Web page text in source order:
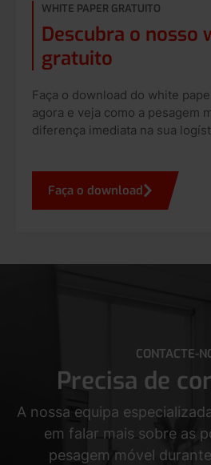
WHITE PAPER GRATUITO
Descubra o nosso
gratuito
Faça o download do white
agora e veja como a pesagem
diferença imediata na sua
Faça o download
CONTACTE-
Precisa de
A nossa equipa
em falar mais sobre as
pesagem móvel